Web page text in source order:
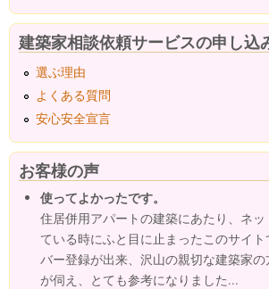
建築家相談依頼サービスの申し込
選ぶ理由
よくある質問
安心安全宣言
お客様の声
使ってよかったです。
住居併用アパートの建築にあたり、ネ
ている時にふと目に止まったこのサイ
バー登録が出来、沢山の親切な建築家
が伺え、とても参考になりました...